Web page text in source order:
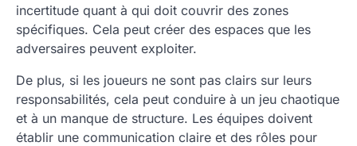
incertitude quant à qui doit couvrir des zones
spécifiques. Cela peut créer des espaces que les
adversaires peuvent exploiter.
De plus, si les joueurs ne sont pas clairs sur leurs
responsabilités, cela peut conduire à un jeu chaotique
et à un manque de structure. Les équipes doivent
établir une communication claire et des rôles pour